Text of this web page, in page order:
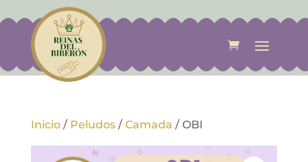
Inicio/ Peludos/ Camada / OBI